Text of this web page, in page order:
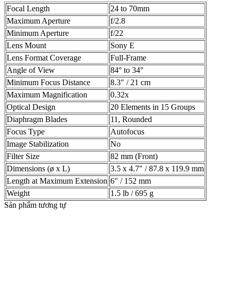
Focal Length
24 to 70mm
Maximum Aperture
f/2.8
Minimum Aperture
f/22
Lens Mount
Sony E
Lens Format Coverage
Full-Frame
Angle of View
84° to 34°
Minimum Focus Distance
8.3" / 21 cm
Maximum Magnification
0.32x
Optical Design
20 Elements in 15 Groups
Diaphragm Blades
11, Rounded
Focus Type
Autofocus
Image Stabilization
No
Filter Size
82 mm (Front)
Dimensions (ø x L)
3.5 x 4.7" / 87.8 x 119.9 mm
Length at Maximum Extension 6" / 152 mm
Weight
1.5 lb / 695 g
Sản phẩm tương tự